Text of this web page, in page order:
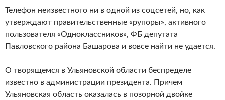
Телефон неизвестного ни в одной из соцсетей, но, как
утверждают правительственные «рупоры», активного
пользователя «Одноклассников», ФБ депутата
Павловского района Башарова и вовсе найти не удается.
О творящемся в Ульяновской области беспределе
известно в администрации президента. Причем
Ульяновская область оказалась в позорной двойке